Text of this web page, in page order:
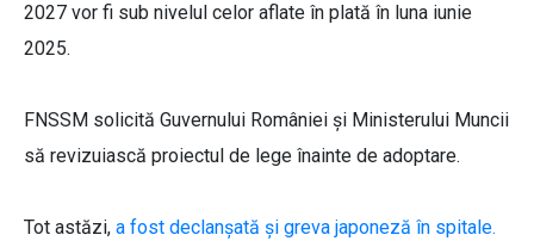
2027 vor fi sub nivelul celor aflate în plată în luna iunie
2025.
FNSSM solicită Guvernului României și Ministerului Muncii
să revizuiască proiectul de lege înainte de adoptare.
Tot astăzi, a fost declanșată și greva japoneză în spitale.